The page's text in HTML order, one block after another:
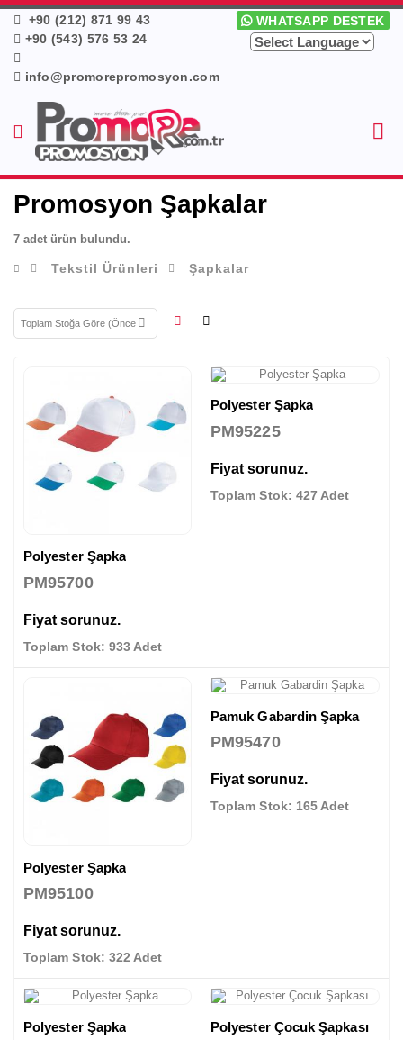
+90 (212) 871 99 43
+90 (543) 576 53 24
info@promorepromosyon.com
WHATSAPP DESTEK
Promosyon Şapkalar
7 adet ürün bulundu.
Tekstil Ürünleri Şapkalar
Polyester Şapka
PM95700
Fiyat sorunuz.
Toplam Stok: 933 Adet
Polyester Şapka
PM95225
Fiyat sorunuz.
Toplam Stok: 427 Adet
Polyester Şapka
PM95100
Fiyat sorunuz.
Toplam Stok: 322 Adet
Pamuk Gabardin Şapka
PM95470
Fiyat sorunuz.
Toplam Stok: 165 Adet
Polyester Şapka Polyester Çocuk Şapkası